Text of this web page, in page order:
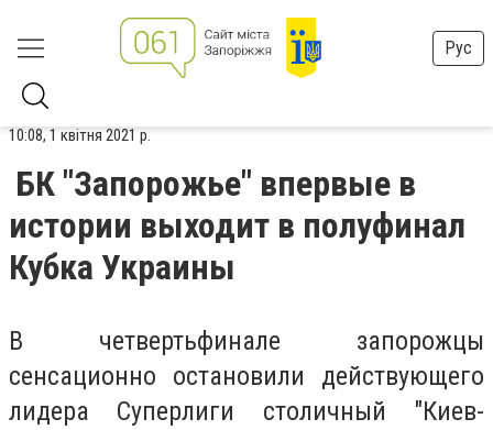
Рус
10:08, 1 квітня 2021 р.
БК "Запорожье" впервые в
истории выходит в полуфинал
Кубка Украины
В четвертьфинале запорожцы
сенсационно остановили действующего
лидера Суперлиги столичный "Киев-